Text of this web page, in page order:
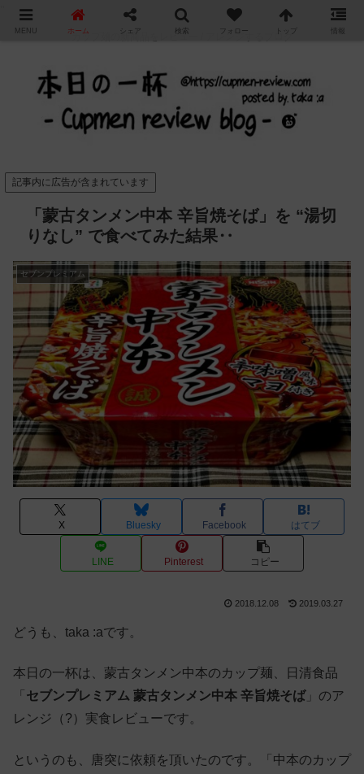
カップ麺の新商品をレビュー / アレンジするブログ
記事内に広告が含まれています
「蒙古タンメン中本 辛旨焼そば」を “湯切
りなし” で食べてみた結果‥
セブンプレミアム
X Bluesky Facebook はてブ
LINE Pinterest コピー
2018.12.08 2019.03.27
どうも、taka :aです。
本日の一杯は、蒙古タンメン中本のカップ麺、日清食品
「 セブンプレミアム 蒙古タンメン中本 辛旨焼そば」のア
レンジ（?）実食レビューです。
というのも、唐突に依頼を頂いたのです。「中本のカップ
MENU ホーム シェア 検索 フォロー トップ 情報